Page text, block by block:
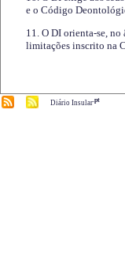
e o Código
11. O DI orienta-se,
limitações inscrito na
Diário Insular.pt